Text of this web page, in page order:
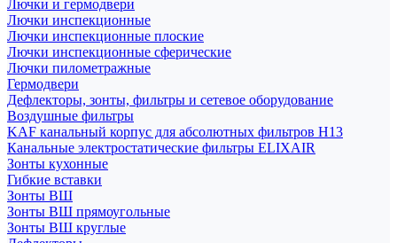
Лючки и гермодвери
Лючки инспекционные
Лючки инспекционные плоские
Лючки инспекционные сферические
Лючки пилометражные
Гермодвери
Дефлекторы, зонты, фильтры и сетевое оборудование
Воздушные фильтры
KAF канальный корпус для абсолютных фильтров H13
Канальные электростатические фильтры ELIXAIR
Зонты кухонные
Гибкие вставки
Зонты ВШ
Зонты ВШ прямоугольные
Зонты ВШ круглые